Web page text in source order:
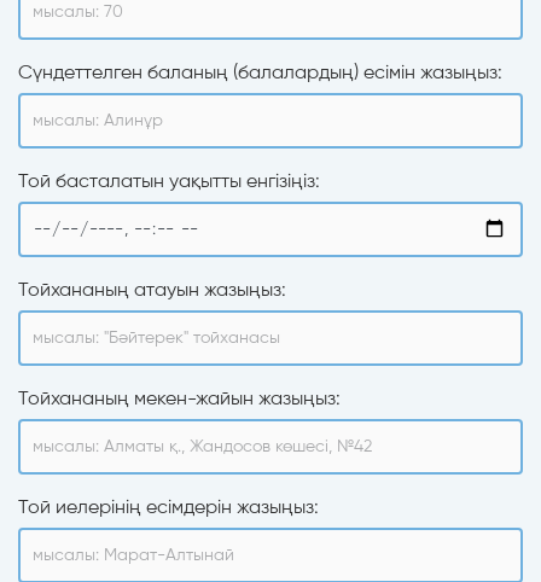
Сүндеттелген баланың (балалардың) есімін жазыңыз:
Той басталатын уақытты енгізіңіз:
Тойхананың атауын жазыңыз:
Тойхананың мекен-жайын жазыңыз:
Той иелерінің есімдерін жазыңыз: